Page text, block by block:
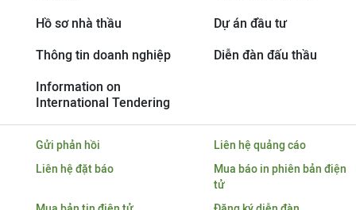
Hồ sơ nhà thầu Dự án đầu tư
Thông tin doanh nghiệp Diễn đàn đấu thầu
Information on
International Tendering
Gửi phản hồi
Liên hệ quảng cáo
Liên hệ đặt báo
Mua báo in phiên bản điện
tử